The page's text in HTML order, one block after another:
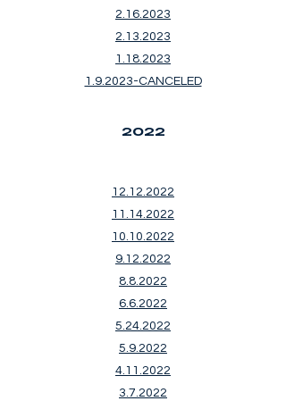
2.16.2023
2.13.2023
1.18.2023
1.9.2023-CANCELED
2022
12.12.2022
11.14.2022
10.10.2022
9.12.2022
8.8.2022
6.6.2022
5.24.2022
5.9.2022
4.11.2022
3.7.2022